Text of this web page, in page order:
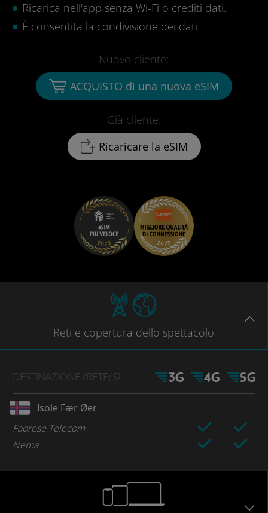
Ricarica nell'app senza Wi-Fi o crediti dati.
È consentita la condivisione dei dati.
Già cliente:
Ricaricare la eSIM
Nuovo cliente:
ACQUISTO di una nuova eSIM
Reti e copertura dello spettacolo
DESTINAZIONE /RETE(S)
Isole Fær Øer
Faorese Telecom
Nema